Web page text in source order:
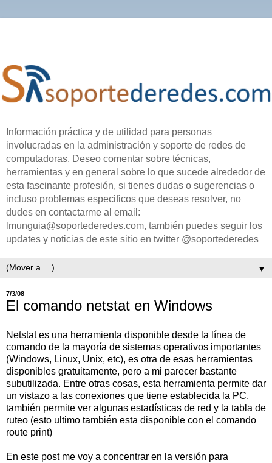
Información práctica y de utilidad para personas
involucradas en la administración y soporte de redes de
computadoras. Deseo comentar sobre técnicas,
herramientas y en general sobre lo que sucede alrededor de
esta fascinante profesión, si tienes dudas o sugerencias o
incluso problemas especificos que deseas resolver, no
dudes en contactarme al email:
lmunguia@soportederedes.com, también puedes seguir los
updates y noticias de este sitio en twitter @soportederedes
▼
7/3/08
El comando netstat en Windows
Netstat es una herramienta disponible desde la línea de
comando de la mayoría de sistemas operativos importantes
(Windows, Linux, Unix, etc), es otra de esas herramientas
disponibles gratuitamente, pero a mi parecer bastante
subutilizada. Entre otras cosas, esta herramienta permite dar
un vistazo a las conexiones que tiene establecida la PC,
también permite ver algunas estadísticas de red y la tabla de
ruteo (esto ultimo también esta disponible con el comando
route print)
En este post me voy a concentrar en la versión para